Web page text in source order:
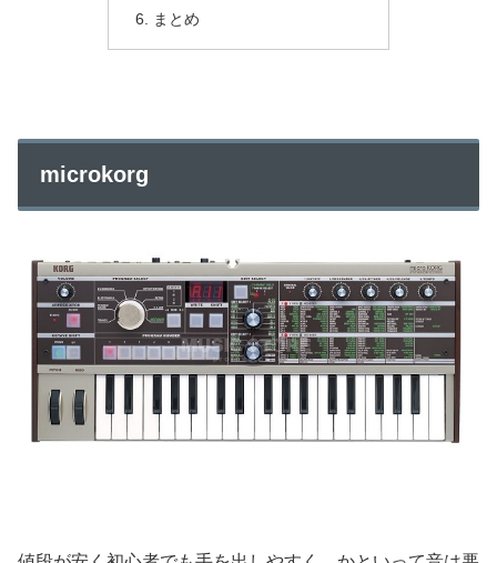
まとめ
microkorg